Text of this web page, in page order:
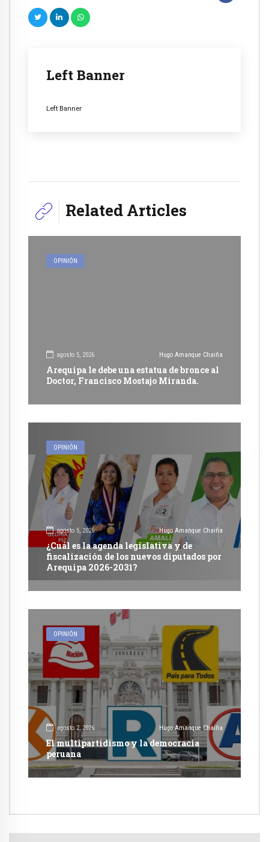
Left Banner
Left Banner
Related Articles
OPINIÓN
agosto 5, 2026 Hugo Amanque Chaiña
Arequipa le debe una estatua de bronce al
Doctor, Francisco Mostajo Miranda.
OPINIÓN
agosto 5, 2026 Hugo Amanque Chaiña
¿Cuál es la agenda legislativa y de
fiscalización de los nuevos diputados por
Arequipa 2026-2031?
OPINIÓN
agosto 2, 2026 Hugo Amanque Chaiña
El multipartidismo y la democracia
peruana